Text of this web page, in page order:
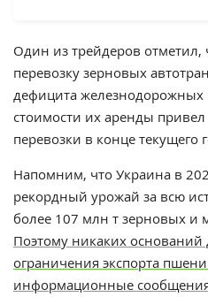
Один из трейдеров
перевозку зерновых
дефицита железнодорожных
стоимости их аренды привел
перевозки в конце текущего
Напомним, что Украина в
рекордный урожай за всю
более 107 млн ​​т зерновых и
Поэтому никаких оснований
ограничения экспорта
информационные